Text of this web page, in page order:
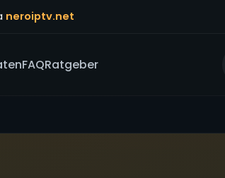
neroiptv.net
FAQRatgeber